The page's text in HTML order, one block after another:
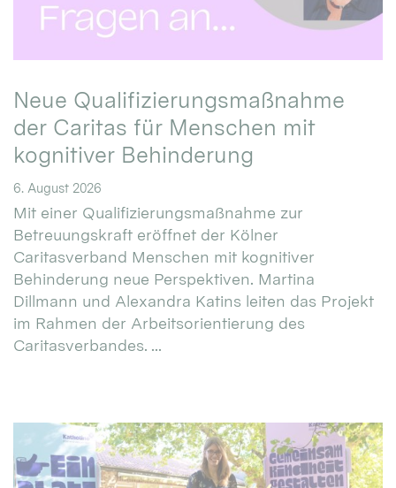
Neue Qualifizierungsmaßnahme
der Caritas für Menschen mit
kognitiver Behinderung
6. August 2026
Mit einer Qualifizierungsmaßnahme zur
Betreuungskraft eröffnet der Kölner
Caritasverband Menschen mit kognitiver
Behinderung neue Perspektiven. Martina
Dillmann und Alexandra Katins leiten das Projekt
im Rahmen der Arbeitsorientierung des
Caritasverbandes. ...